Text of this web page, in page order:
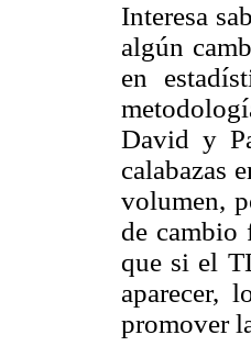
Interesa
algún
en
David y
calabazas
volumen,
de cambio
que si el
aparecer,
promover